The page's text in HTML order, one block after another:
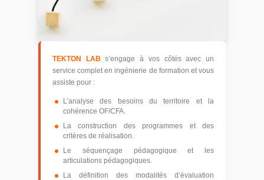
TEKTON LAB s’engage à vos côtés avec un
service complet en ingénierie de formation et vous
assiste pour :
L’analyse des besoins du territoire et la
cohérence OF/CFA.
La construction des programmes et des
critères de réalisation.
Le séquençage pédagogique et les
articulations pédagogiques.
La définition des modalités d’évaluation